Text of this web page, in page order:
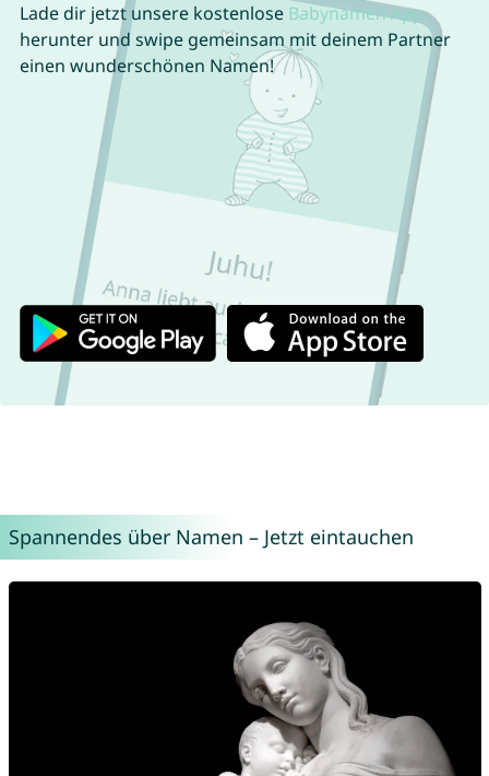
Lade dir jetzt unsere kostenlose Babynamen App
herunter und swipe gemeinsam mit deinem Partner
einen wunderschönen Namen!
Spannendes über Namen – Jetzt eintauchen